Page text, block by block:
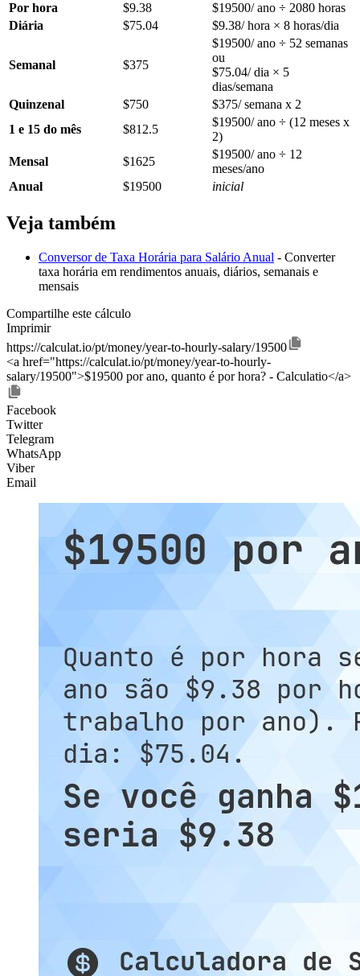
Por hora
$9.38
$19500/ ano ÷ 2080 horas
Diária
$75.04 $9.38/ hora × 8 horas/dia
Semanal $375
$19500/ ano ÷ 52 semanas
ou
$75.04/ dia × 5
dias/semana
Quinzenal
$750
$375/ semana x 2
1 e 15 do mês
$812.5
$19500/ ano ÷ (12 meses x
2)
Mensal
$1625
$19500/ ano ÷ 12
meses/ano
Anual
$19500 inicial
Veja também
Conversor de Taxa Horária para Salário Anual - Converter
taxa horária em rendimentos anuais, diários, semanais e
mensais
Compartilhe este cálculo
Imprimir
https://calculat.io/pt/money/year-to-hourly-salary/19500
<a href="https://calculat.io/pt/money/year-to-hourly-
salary/19500">$19500 por ano, quanto é por hora? - Calculatio</a>
Facebook
Twitter
Telegram
WhatsApp
Viber
Email